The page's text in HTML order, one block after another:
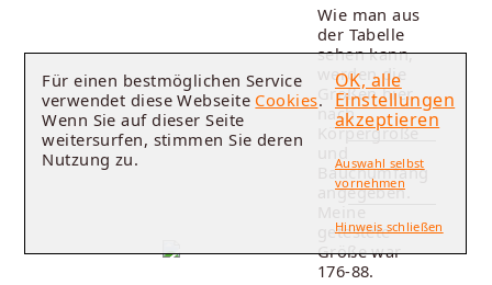
Wie man aus
der Tabelle
sehen kann,
werden die
Größen hier
nach
Körpergröße
Bauchumfang
angegeben.
getestete
Größe war
176-88.
Für einen bestmöglichen Service
verwendet diese Webseite Cookies.
Wenn Sie auf dieser Seite
weitersurfen, stimmen Sie deren
Nutzung zu.
OK, alle
Einstellungen
akzeptieren
Auswahl selbst
vornehmen
Hinweis schließen